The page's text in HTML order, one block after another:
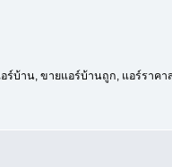
ร์บ้าน, ขายแอร์บ้านถูก, แอร์ราคา